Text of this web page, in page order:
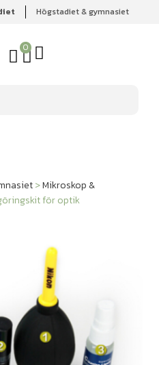
Högstadiet & gymnasiet
0
Mikroskop & tillbehör
>Mikroskop &
för optik